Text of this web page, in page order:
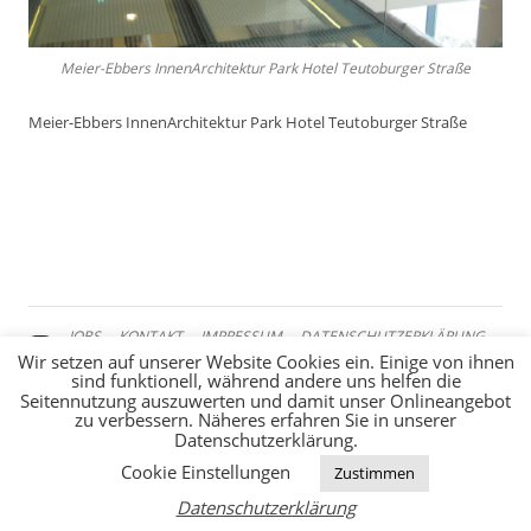
Meier-Ebbers InnenArchitektur Park Hotel Teutoburger Straße
Meier-Ebbers InnenArchitektur Park Hotel Teutoburger Straße
JOBS KONTAKT IMPRESSUM DATENSCHUTZERKLÄRUNG
Wir setzen auf unserer Website Cookies ein. Einige von ihnen
sind funktionell, während andere uns helfen die
Seitennutzung auszuwerten und damit unser Onlineangebot
zu verbessern. Näheres erfahren Sie in unserer
Datenschutzerklärung.
Cookie Einstellungen
Zustimmen
Datenschutzerklärung